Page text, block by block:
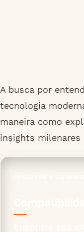
A busca por
tecnologia
maneira como
insights milenares